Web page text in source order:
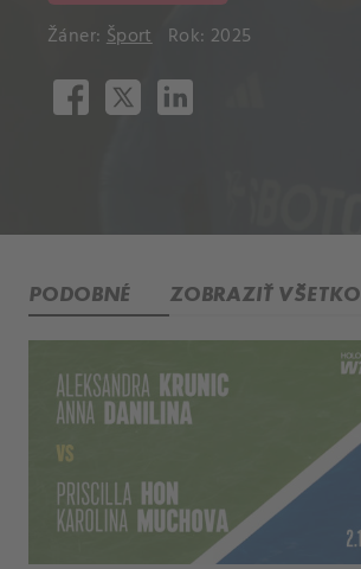
Žáner: Šport Rok: 2025
PODOBNÉ ZOBRAZIŤ VŠETKO